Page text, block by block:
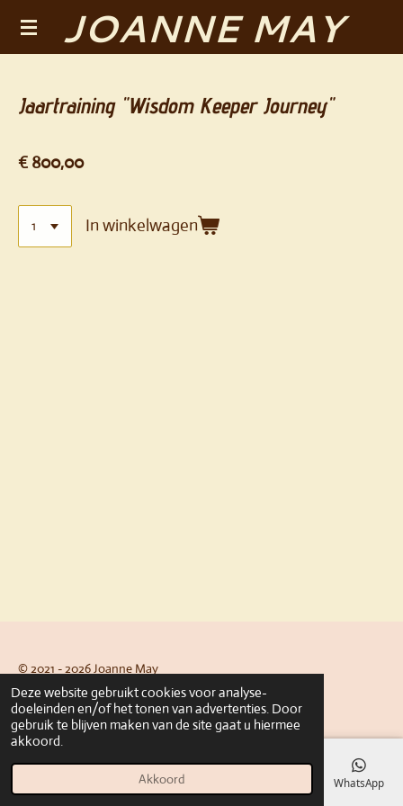
Deze website gebruikt cookies voor analyse-
doeleinden en/of het tonen van advertenties. Door
gebruik te blijven maken van de site gaat u hiermee
akkoord.
Akkoord
Ga
hoofdinhoud
JOANNE MAY
Jaartraining "Wisdom Keeper Journey"
€ 800,00
In winkelwagen
© 2021 - 2026 Joanne May
Powered byJouwWeb
Telefoonnummer WhatsApp